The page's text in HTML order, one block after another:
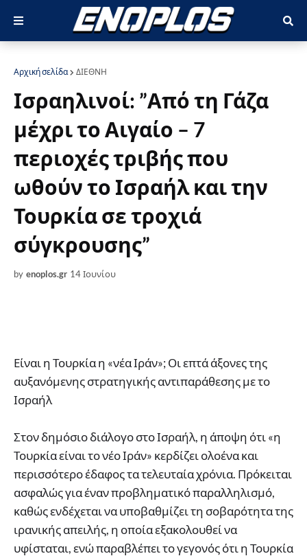
Αρχική σελίδα ΔΙΕΘΝΗ
Ισραηλινοί: ”Από τη Γάζα
μέχρι το Αιγαίο – 7
περιοχές τριβής που
ωθούν το Ισραήλ και την
Τουρκία σε τροχιά
σύγκρουσης”
by enoplos.gr 14 Ιουνίου
Είναι η Τουρκία η «νέα Ιράν»; Οι επτά άξονες της
αυξανόμενης στρατηγικής αντιπαράθεσης με το
Ισραήλ
Στον δημόσιο διάλογο στο Ισραήλ, η άποψη ότι «η
Τουρκία είναι το νέο Ιράν» κερδίζει ολοένα και
περισσότερο έδαφος τα τελευταία χρόνια. Πρόκειται
ασφαλώς για έναν προβληματικό παραλληλισμό,
καθώς ενδέχεται να υποβαθμίζει τη σοβαρότητα της
ιρανικής απειλής, η οποία εξακολουθεί να
υφίσταται, ενώ παραβλέπει το γεγονός ότι η Τουρκία